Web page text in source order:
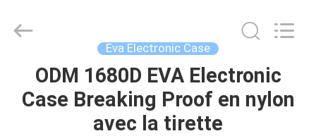
MAISON
PRODUITS
Limited.
Eva Electronic Case
ODM 1680D EVA Electronic
Case Breaking Proof en nylon
avec la tirette